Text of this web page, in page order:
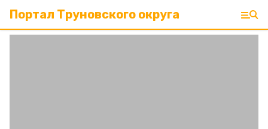
Портал Труновского округа